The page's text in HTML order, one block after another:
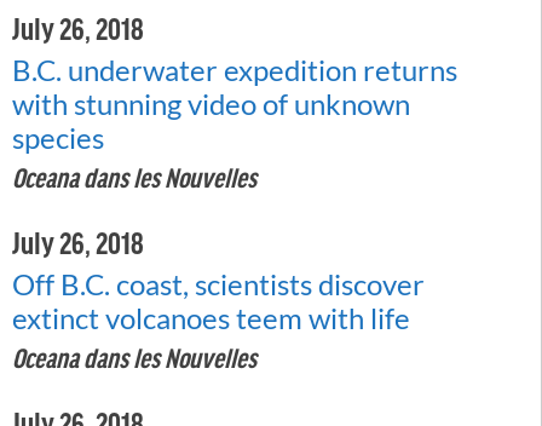
July 26, 2018
B.C. underwater expedition returns
with stunning video of unknown
species
Oceana dans les Nouvelles
July 26, 2018
Off B.C. coast, scientists discover
extinct volcanoes teem with life
Oceana dans les Nouvelles